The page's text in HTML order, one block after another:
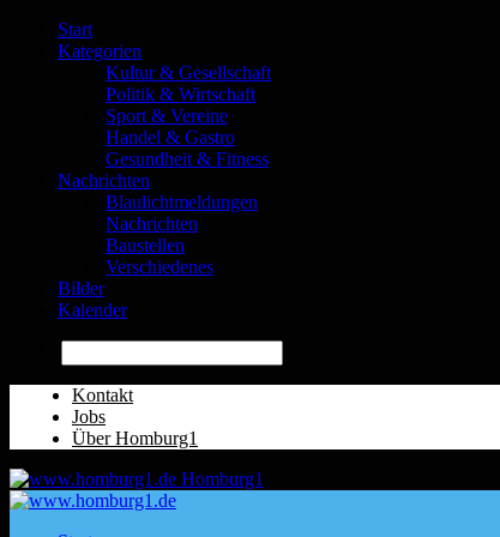
Start
Kategorien
Kultur & Gesellschaft
Politik & Wirtschaft
Sport & Vereine
Handel & Gastro
Gesundheit & Fitness
Nachrichten
Blaulichtmeldungen
Nachrichten
Baustellen
Verschiedenes
Bilder
Kalender
Kontakt
Jobs
Über Homburg1
Homburg1